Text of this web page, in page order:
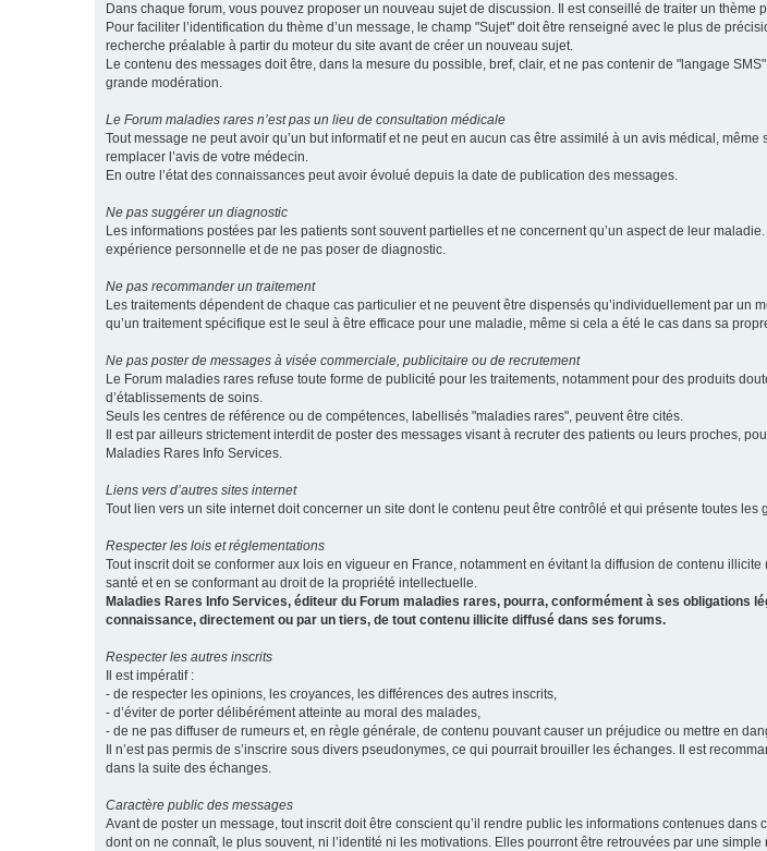
Dans chaque forum, vous pouvez proposer un nouveau sujet de discussion. Il est conseillé de traiter un
Pour faciliter l’identification du thème d’un message, le champ "Sujet" doit être renseigné avec le plus de
recherche préalable à partir du moteur du site avant de créer un nouveau sujet.
Le contenu des messages doit être, dans la mesure du possible, bref, clair, et ne pas contenir de "langage
grande modération.
Le Forum maladies rares n’est pas un lieu de consultation médicale
Tout message ne peut avoir qu’un but informatif et ne peut en aucun cas être assimilé à un avis médical,
remplacer l’avis de votre médecin.
En outre l’état des connaissances peut avoir évolué depuis la date de publication des messages.
Ne pas suggérer un diagnostic
Les informations postées par les patients sont souvent partielles et ne concernent qu’un aspect de leur
expérience personnelle et de ne pas poser de diagnostic.
Ne pas recommander un traitement
Les traitements dépendent de chaque cas particulier et ne peuvent être dispensés qu’individuellement par
qu’un traitement spécifique est le seul à être efficace pour une maladie, même si cela a été le cas dans sa
Ne pas poster de messages à visée commerciale, publicitaire ou de recrutement
Le Forum maladies rares refuse toute forme de publicité pour les traitements, notamment pour des produits
d’établissements de soins.
Seuls les centres de référence ou de compétences, labellisés "maladies rares", peuvent être cités.
Il est par ailleurs strictement interdit de poster des messages visant à recruter des patients ou leurs proches,
Maladies Rares Info Services.
Liens vers d’autres sites internet
Tout lien vers un site internet doit concerner un site dont le contenu peut être contrôlé et qui présente toutes
Respecter les lois et réglementations
Tout inscrit doit se conformer aux lois en vigueur en France, notamment en évitant la diffusion de contenu
santé et en se conformant au droit de la propriété intellectuelle.
Maladies Rares Info Services, éditeur du Forum maladies rares, pourra, conformément à ses obligations
connaissance, directement ou par un tiers, de tout contenu illicite diffusé dans ses forums.
Respecter les autres inscrits
Il est impératif :
- de respecter les opinions, les croyances, les différences des autres inscrits,
- d’éviter de porter délibérément atteinte au moral des malades,
- de ne pas diffuser de rumeurs et, en règle générale, de contenu pouvant causer un préjudice ou mettre en
Il n’est pas permis de s’inscrire sous divers pseudonymes, ce qui pourrait brouiller les échanges. Il est
dans la suite des échanges.
Caractère public des messages
Avant de poster un message, tout inscrit doit être conscient qu’il rendre public les informations contenues
dont on ne connaît, le plus souvent, ni l’identité ni les motivations. Elles pourront être retrouvées par une